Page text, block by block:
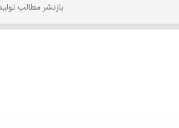
بازنشر مطالب